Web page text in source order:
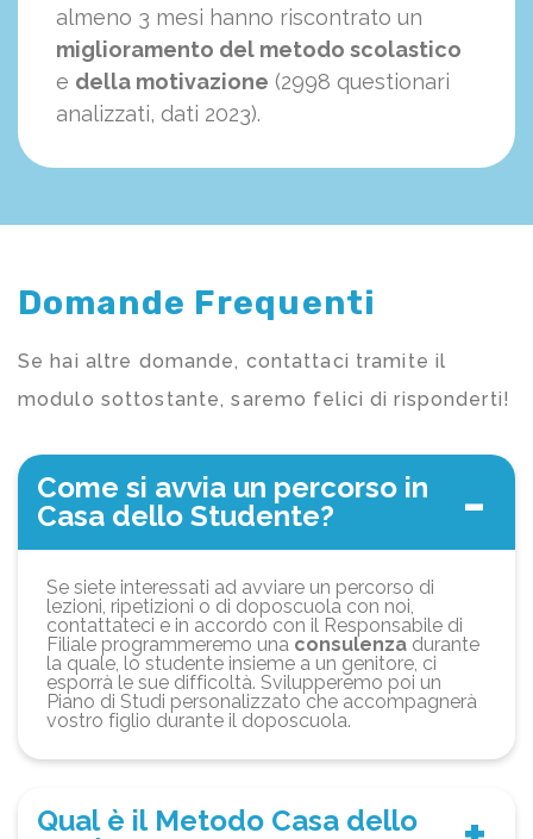
almeno 3 mesi hanno riscontrato un
miglioramento del metodo scolastico
e della motivazione (2998 questionari
analizzati, dati 2023).
Domande Frequenti
Se hai altre domande, contattaci tramite il
modulo sottostante, saremo felici di risponderti!
Come si avvia un percorso in
Casa dello Studente?
Se siete interessati ad avviare un percorso di
lezioni, ripetizioni o di doposcuola con noi,
contattateci e in accordo con il Responsabile di
Filiale programmeremo una consulenza durante
la quale, lo studente insieme a un genitore, ci
esporrà le sue difficoltà. Svilupperemo poi un
Piano di Studi personalizzato che accompagnerà
vostro figlio durante il doposcuola.
Qual è il Metodo Casa dello